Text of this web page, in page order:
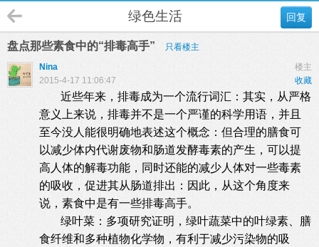
回复
绿色生活
盘点那些素食中的“排毒高手”
只看楼主
楼主
Nina
收藏
2015-4-17 11:06:47
近些年来，排毒成为一个流行词汇：其实，从严格
意义上来说，排毒并不是一个严谨的科学用语，并且
至今没人能很明确地表述这个概念：但合理的膳食可
以减少体内代谢废物和肠道发酵毒素的产生，可以提
高人体的解毒功能，同时还能的减少人体对一些毒素
的吸收，促进其从肠道排出：因此，从这个角度来
说，素食中是有一些排毒高手。
绿叶菜：多项研究证明，绿叶蔬菜中的叶绿素、膳
食纤维和多种植物化学物，有利于减少污染物的吸